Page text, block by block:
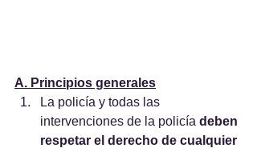
A. Principios generales
La policía y todas las
intervenciones de la policía deben
respetar el derecho de cualquier